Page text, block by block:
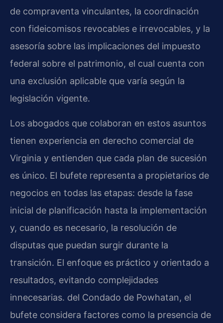
de compraventa vinculantes, la coordinación
con fideicomisos revocables e irrevocables, y la
asesoría sobre las implicaciones del impuesto
federal sobre el patrimonio, el cual cuenta con
una exclusión aplicable que varía según la
legislación vigente.
Los abogados que colaboran en estos asuntos
tienen experiencia en derecho comercial de
Virginia y entienden que cada plan de sucesión
es único. El bufete representa a propietarios de
negocios en todas las etapas: desde la fase
inicial de planificación hasta la implementación
y, cuando es necesario, la resolución de
disputas que puedan surgir durante la
transición. El enfoque es práctico y orientado a
resultados, evitando complejidades
innecesarias. del Condado de Powhatan, el
bufete considera factores como la presencia de